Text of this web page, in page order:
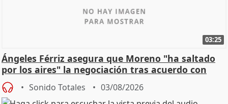
03:25
Ángeles Férriz asegura que Moreno "ha saltado
por los aires" la negociación tras acuerdo con
SMA
Sonido Totales 03/08/2026